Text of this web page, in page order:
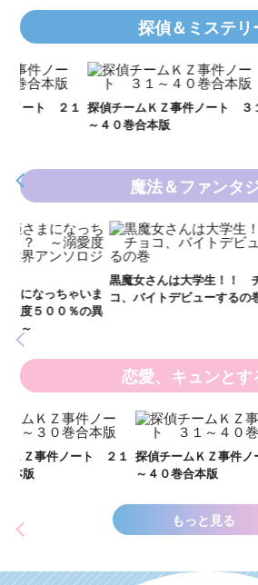
探偵＆ミステリ
探偵チームＫＺ事件ノート ３１
～４０巻合本版
探偵チー
～２０
魔法＆ファンタ
黒魔女さんは大学生！！ チョ
コ、バイトデビューするの巻
新 妖界
１１巻合
恋愛、キュンとす
探偵チームＫＺ事件ノート ３１
～４０巻合本版
探偵チー
～２０巻
もっと見る